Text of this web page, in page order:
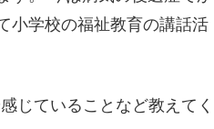
小学校の福祉教育の講話活
じていることなど教えてく